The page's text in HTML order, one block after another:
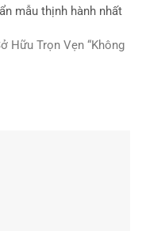
mẫu thịnh hành nhất
Hữu Trọn Vẹn “Không